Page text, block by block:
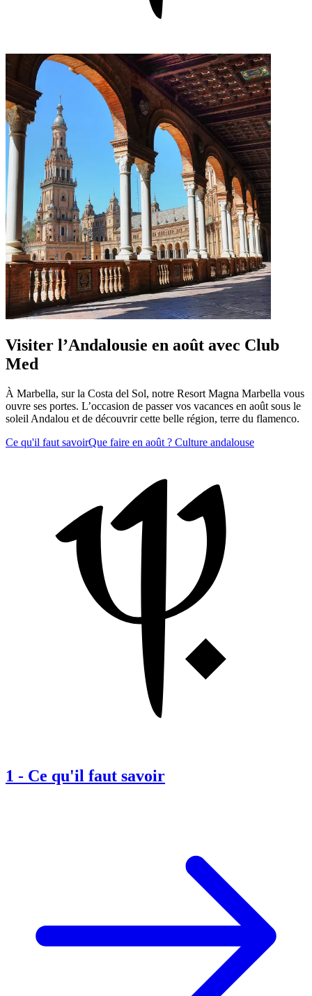
Visiter l’Andalousie en août avec Club
Med
À Marbella, sur la Costa del Sol, notre Resort Magna Marbella vous
ouvre ses portes. L’occasion de passer vos vacances en août sous le
soleil Andalou et de découvrir cette belle région, terre du flamenco.
Ce qu'il faut savoirQue faire en août ? Culture andalouse
1 - Ce qu'il faut savoir